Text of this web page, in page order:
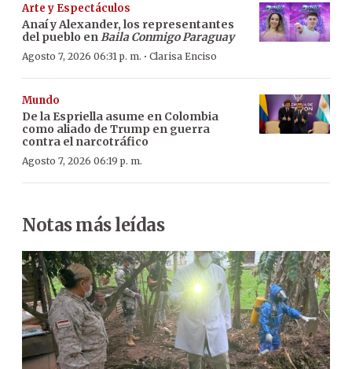
Arte y Espectáculos
Anaí y Alexander, los representantes
del pueblo enBaila Conmigo Paraguay
Agosto 7, 2026 06:31 p. m. · Clarisa Enciso
Mundo
De la Espriella asume en Colombia
como aliado de Trump en guerra
contra el narcotráfico
Agosto 7, 2026 06:19 p. m.
Notas más leídas